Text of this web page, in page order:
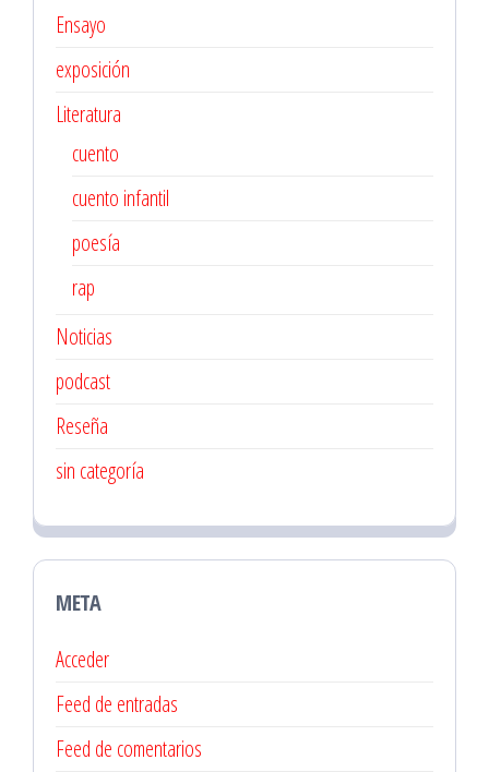
Ensayo
exposición
Literatura
cuento
cuento infantil
poesía
rap
Noticias
podcast
Reseña
sin categoría
META
Acceder
Feed de entradas
Feed de comentarios